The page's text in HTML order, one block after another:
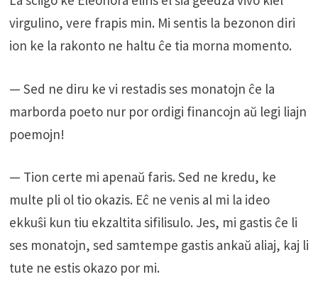
virgulino, vere frapis min. Mi sentis la bezonon diri
ion ke la rakonto ne haltu ĉe tia morna momento.
— Sed ne diru ke vi restadis ses monatojn ĉe la
marborda poeto nur por ordigi financojn aŭ legi liajn
poemojn!
— Tion certe mi apenaŭ faris. Sed ne kredu, ke
multe pli ol tio okazis. Eĉ ne venis al mi la ideo
ekkuŝi kun tiu ekzaltita sifilisulo. Jes, mi gastis ĉe li
ses monatojn, sed samtempe gastis ankaŭ aliaj, kaj li
tute ne estis okazo por mi.